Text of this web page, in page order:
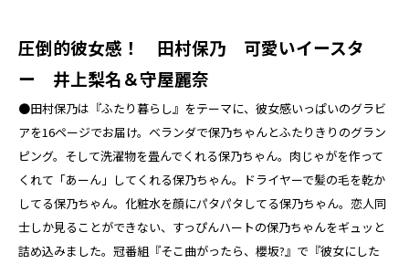
圧倒的彼女感！ 田村保乃 可愛いイースタ
ー 井上梨名＆守屋麗奈
●田村保乃は『ふたり暮らし』をテーマに、彼女感いっぱいのグラビ
アを16ページでお届け。ベランダで保乃ちゃんとふたりきりのグラン
ピング。そして洗濯物を畳んでくれる保乃ちゃん。肉じゃがを作って
くれて「あーん」してくれる保乃ちゃん。ドライヤーで髪の毛を乾か
してる保乃ちゃん。化粧水を顔にパタパタしてる保乃ちゃん。恋人同
士しか見ることができない、すっぴんハートの保乃ちゃんをギュッと
詰め込みました。冠番組『そこ曲がったら、櫻坂?』で『彼女にした